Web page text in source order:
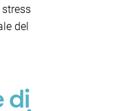
del
di